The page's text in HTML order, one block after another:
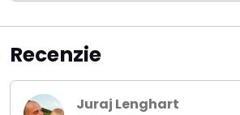
Recenzie
Juraj Lenghart